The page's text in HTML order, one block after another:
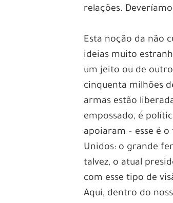
relações.
Esta noção da não
ideias muito
um jeito ou de
cinquenta milhões
armas estão
empossado, é
apoiaram – esse é
Unidos: o grande
talvez, o atual
com esse tipo de
Aqui, dentro do